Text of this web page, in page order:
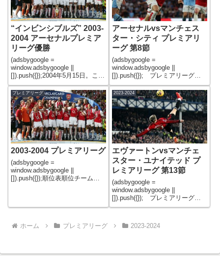
“インビンシブルズ” 2003-
2004 アーセナルプレミア
リーグ優勝
(adsbygoogle =
window.adsbygoogle ||
[]).push({});2004年5月15日。この
日はアーセナルの歴史に永遠に
刻んだ。この日、アーセナルは
イングランドのクラブとして初
めて無敗優勝を達成した。そし
て
アーセナルvsマンチェス
ター・シティ プレミアリ
ーグ 第8節
(adsbygoogle =
window.adsbygoogle ||
[]).push({}); プレミアリーグ第8
節がアーセナルvsマンチェスタ
ー・シティが10月8日（現地時
間）にエミレーツ・スタジアム
で行われた。 昨季は240日以上
プレミアリーグ
2003-2004 プレミアリーグ
(adsbygoogle =
window.adsbygoogle ||
[]).push({});順位表順位チーム勝
ナイテッド753
2023-2024
エヴァートンvsマンチェ
スター・ユナイテッド プ
レミアリーグ 第13節
(adsbygoogle =
window.adsbygoogle ||
[]).push({}); プレミアリーグ第
13節が11月26日（現地時間）に
ェスター・ユナイテッドとが対
戦した。 エヴァートンは財務
ホーム プレミアリーグ 2023-2024